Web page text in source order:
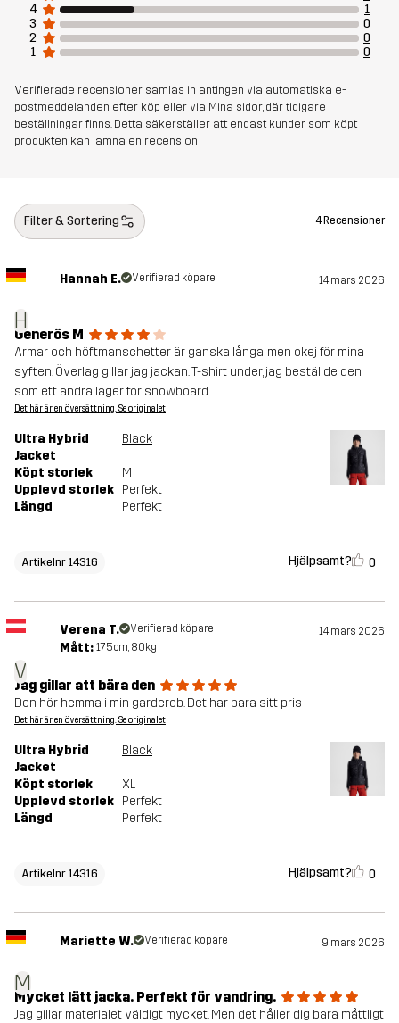
4
1
3
0
2
0
1
0
Verifierade recensioner samlas in antingen via automatiska e-
postmeddelanden efter köp eller via Mina sidor, där tidigare
beställningar finns. Detta säkerställer att endast kunder som köpt
produkten kan lämna en recension
Filter & Sortering 4 Recensioner
H
Hannah E. Verifierad köpare 14 mars 2026
Generös M
Armar och höftmanschetter är ganska långa, men okej för mina
syften. Överlag gillar jag jackan. T-shirt under, jag beställde den
som ett andra lager för snowboard.
Det här är en översättning. Se originalet
Ultra Hybrid
Jacket
Black
Köpt storlek
M
Upplevd storlek Perfekt
Längd
Perfekt
Artikelnr 14316 Hjälpsamt? 0
V
Verena T. Verifierad köpare 14 mars 2026
Mått: 175cm, 80kg
Jag gillar att bära den
Den hör hemma i min garderob. Det har bara sitt pris
Det här är en översättning. Se originalet
Ultra Hybrid
Jacket
Black
Köpt storlek
XL
Upplevd storlek Perfekt
Längd
Perfekt
Artikelnr 14316 Hjälpsamt? 0
M
Mariette W. Verifierad köpare 9 mars 2026
Mycket lätt jacka. Perfekt för vandring.
Jag gillar materialet väldigt mycket. Men det håller dig bara måttligt